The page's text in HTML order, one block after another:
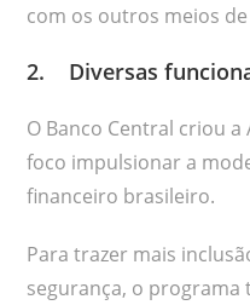
com os outros meios
2. Diversas
O Banco Central criou a
foco impulsionar a
financeiro brasileiro.
Para trazer mais
segurança, o programa